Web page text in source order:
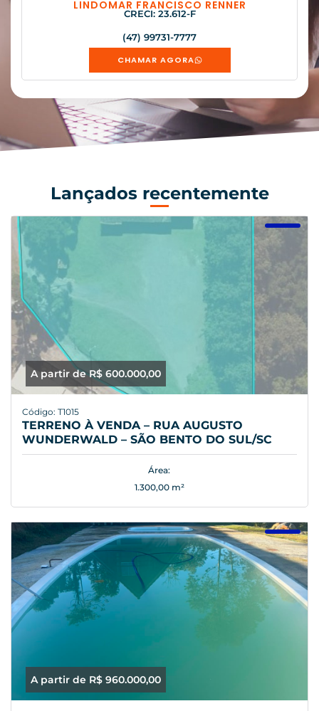
LINDOMAR FRANCISCO RENNER
CRECI: 23.612-F
(47) 99731-7777
CHAMAR AGORA
Lançados recentemente
A partir de R$ 600.000,00
Código: T1015
TERRENO À VENDA – RUA AUGUSTO
WUNDERWALD – SÃO BENTO DO SUL/SC
Área:
1.300,00 m²
A partir de R$ 960.000,00